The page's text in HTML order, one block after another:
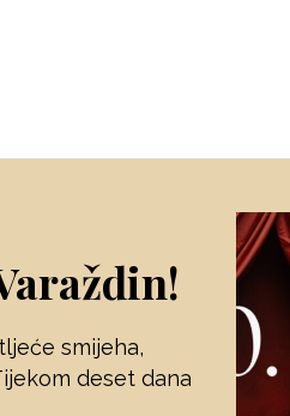
smijeha,
deset dana